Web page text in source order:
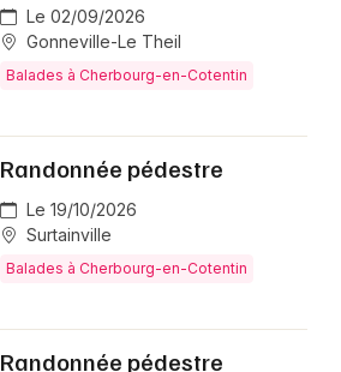
Le 02/09/2026
Gonneville-Le Theil
Balades à Cherbourg-en-Cotentin
Randonnée pédestre
Le 19/10/2026
Surtainville
Balades à Cherbourg-en-Cotentin
Randonnée pédestre